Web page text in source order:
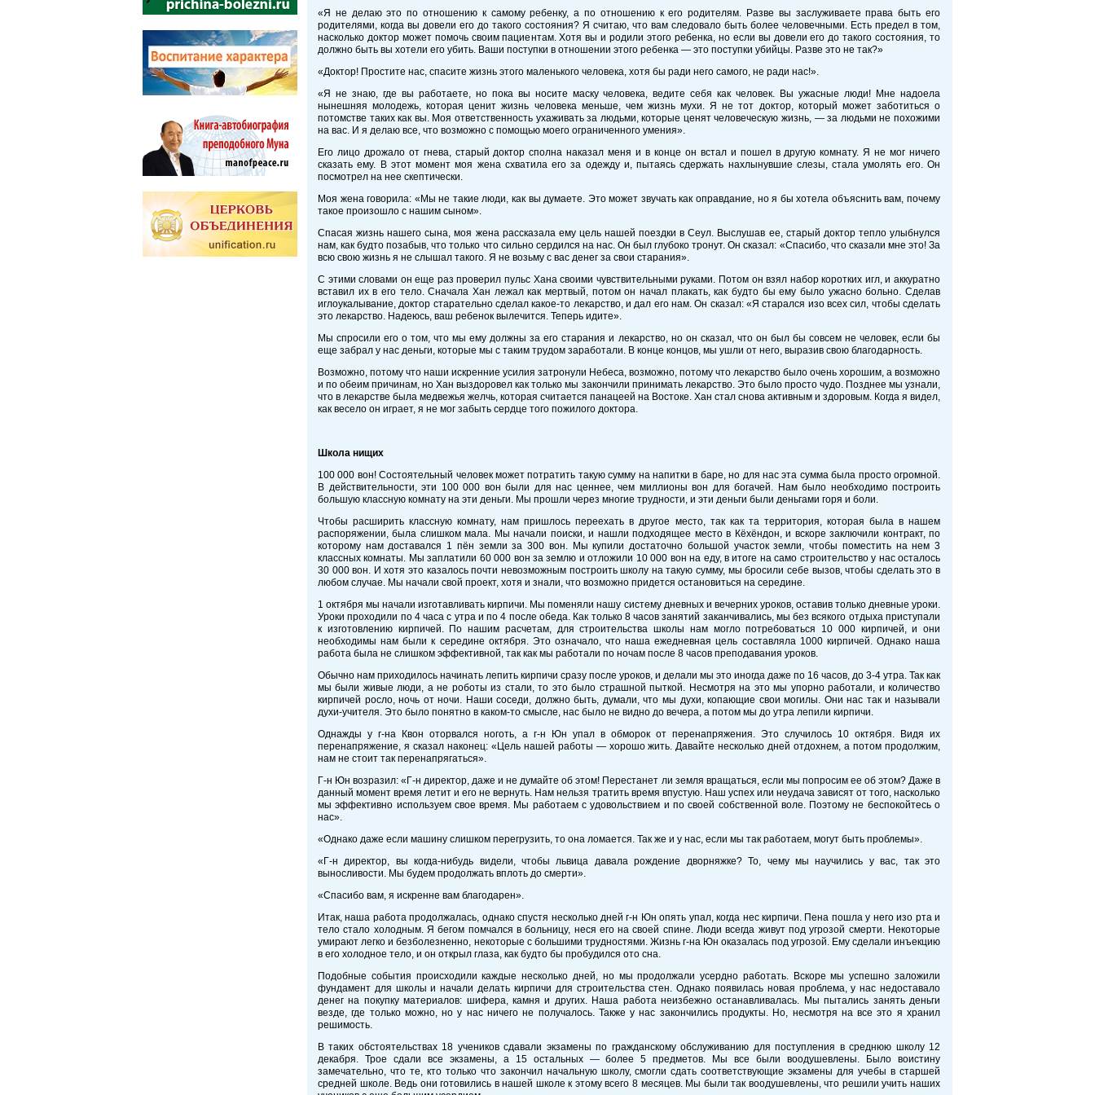
«Я не делаю это по отношению к самому ребенку, а по отношению к его родителям. Разве вы заслуживаете права быть его
родителями, когда вы довели его до такого состояния? Я считаю, что вам следовало быть более человечными. Есть предел в том,
насколько доктор может помочь своим пациентам. Хотя вы и родили этого ребенка, но если вы довели его до такого состояния, то
должно быть вы хотели его убить. Ваши поступки в отношении этого ребенка — это поступки убийцы. Разве это не так?»
«Доктор! Простите нас, спасите жизнь этого маленького человека, хотя бы ради него самого, не ради нас!».
«Я не знаю, где вы работаете, но пока вы носите маску человека, ведите себя как человек. Вы ужасные люди! Мне надоела
нынешняя молодежь, которая ценит жизнь человека меньше, чем жизнь мухи. Я не тот доктор, который может заботиться о
потомстве таких как вы. Моя ответственность ухаживать за людьми, которые ценят человеческую жизнь, — за людьми не похожими
на вас. И я делаю все, что возможно с помощью моего ограниченного умения».
Его лицо дрожало от гнева, старый доктор сполна наказал меня и в конце он встал и пошел в другую комнату. Я не мог ничего
сказать ему. В этот момент моя жена схватила его за одежду и, пытаясь сдержать нахлынувшие слезы, стала умолять его. Он
посмотрел на нее скептически.
Моя жена говорила: «Мы не такие люди, как вы думаете. Это может звучать как оправдание, но я бы хотела объяснить вам, почему
такое произошло с нашим сыном».
Спасая жизнь нашего сына, моя жена рассказала ему цель нашей поездки в Сеул. Выслушав ее, старый доктор тепло улыбнулся
нам, как будто позабыв, что только что сильно сердился на нас. Он был глубоко тронут. Он сказал: «Спасибо, что сказали мне это! За
всю свою жизнь я не слышал такого. Я не возьму с вас денег за свои старания».
С этими словами он еще раз проверил пульс Хана своими чувствительными руками. Потом он взял набор коротких игл, и аккуратно
вставил их в его тело. Сначала Хан лежал как мертвый, потом он начал плакать, как будто бы ему было ужасно больно. Сделав
иглоукалывание, доктор старательно сделал какое-то лекарство, и дал его нам. Он сказал: «Я старался изо всех сил, чтобы сделать
это лекарство. Надеюсь, ваш ребенок вылечится. Теперь идите».
Мы спросили его о том, что мы ему должны за его старания и лекарство, но он сказал, что он был бы совсем не человек, если бы
еще забрал у нас деньги, которые мы с таким трудом заработали. В конце концов, мы ушли от него, выразив свою благодарность.
Возможно, потому что наши искренние усилия затронули Небеса, возможно, потому что лекарство было очень хорошим, а возможно
и по обеим причинам, но Хан выздоровел как только мы закончили принимать лекарство. Это было просто чудо. Позднее мы узнали,
что в лекарстве была медвежья желчь, которая считается панацеей на Востоке. Хан стал снова активным и здоровым. Когда я видел,
как весело он играет, я не мог забыть сердце того пожилого доктора.
Школа нищих
100 000 вон! Состоятельный человек может потратить такую сумму на напитки в баре, но для нас эта сумма была просто огромной.
В действительности, эти 100 000 вон были для нас ценнее, чем миллионы вон для богачей. Нам было необходимо построить
большую классную комнату на эти деньги. Мы прошли через многие трудности, и эти деньги были деньгами горя и боли.
Чтобы расширить классную комнату, нам пришлось переехать в другое место, так как та территория, которая была в нашем
распоряжении, была слишком мала. Мы начали поиски, и нашли подходящее место в Кёхёндон, и вскоре заключили контракт, по
которому нам доставался 1 пён земли за 300 вон. Мы купили достаточно большой участок земли, чтобы поместить на нем 3
классных комнаты. Мы заплатили 60 000 вон за землю и отложили 10 000 вон на еду, в итоге на само строительство у нас осталось
30 000 вон. И хотя это казалось почти невозможным построить школу на такую сумму, мы бросили себе вызов, чтобы сделать это в
любом случае. Мы начали свой проект, хотя и знали, что возможно придется остановиться на середине.
1 октября мы начали изготавливать кирпичи. Мы поменяли нашу систему дневных и вечерних уроков, оставив только дневные уроки.
Уроки проходили по 4 часа с утра и по 4 после обеда. Как только 8 часов занятий заканчивались, мы без всякого отдыха приступали
к изготовлению кирпичей. По нашим расчетам, для строительства школы нам могло потребоваться 10 000 кирпичей, и они
необходимы нам были к середине октября. Это означало, что наша ежедневная цель составляла 1000 кирпичей. Однако наша
работа была не слишком эффективной, так как мы работали по ночам после 8 часов преподавания уроков.
Обычно нам приходилось начинать лепить кирпичи сразу после уроков, и делали мы это иногда даже по 16 часов, до 3-4 утра. Так как
мы были живые люди, а не роботы из стали, то это было страшной пыткой. Несмотря на это мы упорно работали, и количество
кирпичей росло, ночь от ночи. Наши соседи, должно быть, думали, что мы духи, копающие свои могилы. Они нас так и называли
духи-учителя. Это было понятно в каком-то смысле, нас было не видно до вечера, а потом мы до утра лепили кирпичи.
Однажды у г-на Квон оторвался ноготь, а г-н Юн упал в обморок от перенапряжения. Это случилось 10 октября. Видя их
перенапряжение, я сказал наконец: «Цель нашей работы — хорошо жить. Давайте несколько дней отдохнем, а потом продолжим,
нам не стоит так перенапрягаться».
Г-н Юн возразил: «Г-н директор, даже и не думайте об этом! Перестанет ли земля вращаться, если мы попросим ее об этом? Даже в
данный момент время летит и его не вернуть. Нам нельзя тратить время впустую. Наш успех или неудача зависят от того, насколько
мы эффективно используем свое время. Мы работаем с удовольствием и по своей собственной воле. Поэтому не беспокойтесь о
нас».
«Однако даже если машину слишком перегрузить, то она ломается. Так же и у нас, если мы так работаем, могут быть проблемы».
«Г-н директор, вы когда-нибудь видели, чтобы львица давала рождение дворняжке? То, чему мы научились у вас, так это
выносливости. Мы будем продолжать вплоть до смерти».
«Спасибо вам, я искренне вам благодарен».
Итак, наша работа продолжалась, однако спустя несколько дней г-н Юн опять упал, когда нес кирпичи. Пена пошла у него изо рта и
тело стало холодным. Я бегом помчался в больницу, неся его на своей спине. Люди всегда живут под угрозой смерти. Некоторые
умирают легко и безболезненно, некоторые с большими трудностями. Жизнь г-на Юн оказалась под угрозой. Ему сделали инъекцию
в его холодное тело, и он открыл глаза, как будто бы пробудился ото сна.
Подобные события происходили каждые несколько дней, но мы продолжали усердно работать. Вскоре мы успешно заложили
фундамент для школы и начали делать кирпичи для строительства стен. Однако появилась новая проблема, у нас недоставало
денег на покупку материалов: шифера, камня и других. Наша работа неизбежно останавливалась. Мы пытались занять деньги
везде, где только можно, но у нас ничего не получалось. Также у нас закончились продукты. Но, несмотря на все это я хранил
решимость.
В таких обстоятельствах 18 учеников сдавали экзамены по гражданскому обслуживанию для поступления в среднюю школу 12
декабря. Трое сдали все экзамены, а 15 остальных — более 5 предметов. Мы все были воодушевлены. Было воистину
замечательно, что те, кто только что закончил начальную школу, смогли сдать соответствующие экзамены для учебы в старшей
средней школе. Ведь они готовились в нашей школе к этому всего 8 месяцев. Мы были так воодушевлены, что решили учить наших